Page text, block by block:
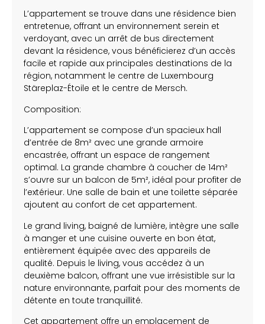
L’appartement se trouve dans une résidence bien
entretenue, offrant un environnement serein et
verdoyant, avec un arrêt de bus directement
devant la résidence, vous bénéficierez d’un accès
facile et rapide aux principales destinations de la
région, notamment le centre de Luxembourg
Stäreplaz-Étoile et le centre de Mersch.
Composition:
L’appartement se compose d’un spacieux hall
d’entrée de 8m² avec une grande armoire
encastrée, offrant un espace de rangement
optimal. La grande chambre à coucher de 14m²
s’ouvre sur un balcon de 5m², idéal pour profiter de
l’extérieur. Une salle de bain et une toilette séparée
ajoutent au confort de cet appartement.
Le grand living, baigné de lumière, intègre une salle
à manger et une cuisine ouverte en bon état,
entièrement équipée avec des appareils de
qualité. Depuis le living, vous accédez à un
deuxième balcon, offrant une vue irrésistible sur la
nature environnante, parfait pour des moments de
détente en toute tranquillité.
Cet appartement offre un emplacement de